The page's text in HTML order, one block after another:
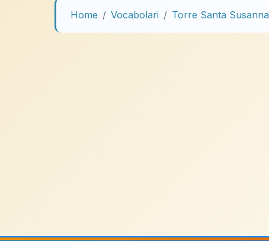
Home Vocabolari Torre Santa Susanna